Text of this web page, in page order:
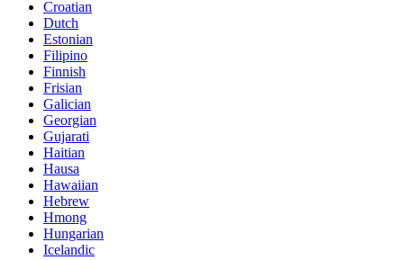
Croatian
Dutch
Estonian
Filipino
Finnish
Frisian
Galician
Georgian
Gujarati
Haitian
Hausa
Hawaiian
Hebrew
Hmong
Hungarian
Icelandic